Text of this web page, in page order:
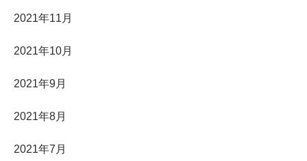
2021年11月
2021年10月
2021年9月
2021年8月
2021年7月